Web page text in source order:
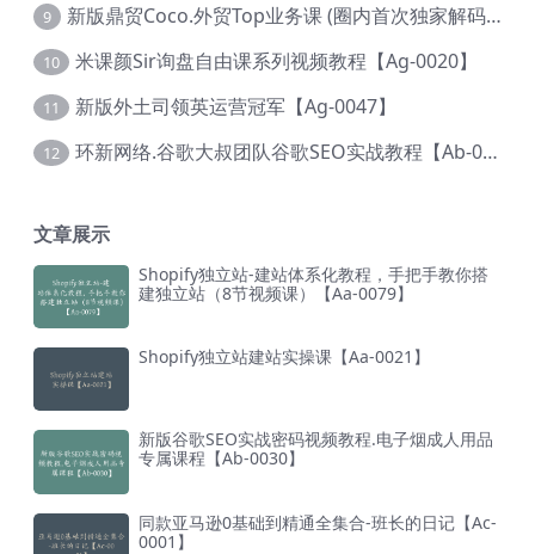
9 新版鼎贸Coco.外贸Top业务课 (圈内首次独家解码|460节课)【Ag-0091】
10 米课颜Sir询盘自由课系列视频教程【Ag-0020】
11 新版外土司领英运营冠军【Ag-0047】
12 环新网络.谷歌大叔团队谷歌SEO实战教程【Ab-0024】
文章展示
Shopify独立站-建站体系化教程，手把手教你搭
建独立站（8节视频课）【Aa-0079】
Shopify独立站建站实操课【Aa-0021】
新版谷歌SEO实战密码视频教程.电子烟成人用品
专属课程【Ab-0030】
同款亚马逊0基础到精通全集合-班长的日记【Ac-
0001】